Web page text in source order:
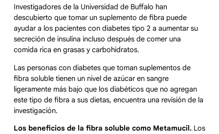
Investigadores de la Universidad de Buffalo han
descubierto que tomar un suplemento de fibra puede
ayudar a los pacientes con diabetes tipo 2 a aumentar su
secreción de insulina incluso después de comer una
comida rica en grasas y carbohidratos.
Las personas con diabetes que toman suplementos de
fibra soluble tienen un nivel de azúcar en sangre
ligeramente más bajo que los diabéticos que no agregan
este tipo de fibra a sus dietas, encuentra una revisión de la
investigación.
Los beneficios de la fibra soluble como Metamucil. Los